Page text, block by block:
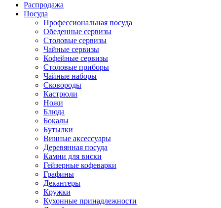
Распродажа
Посуда
Профессиональная посуда
Обеденные сервизы
Столовые сервизы
Чайные сервизы
Кофейные сервизы
Столовые приборы
Чайные наборы
Сковороды
Кастрюли
Ножи
Блюда
Бокалы
Бутылки
Винные аксессуары
Деревянная посуда
Камни для виски
Гейзерные кофеварки
Графины
Декантеры
Кружки
Кухонные принадлежности